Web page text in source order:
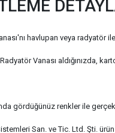
havlupan veya radyatör
Radyatör Vanası aldığınızda,
gördüğünüz renkler ile
San. ve Tic. Ltd. Şti.